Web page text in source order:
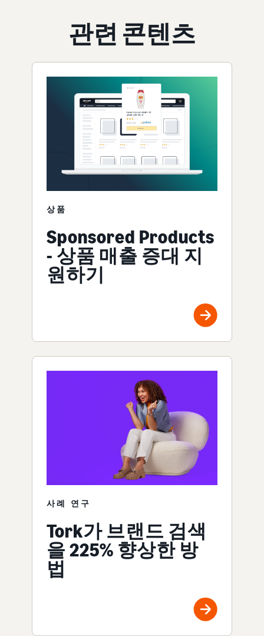
관련 콘텐츠
상품
Sponsored Products
- 상품 매출 증대 지
원하기
사례 연구
Tork가 브랜드 검색
을 225% 향상한 방
법